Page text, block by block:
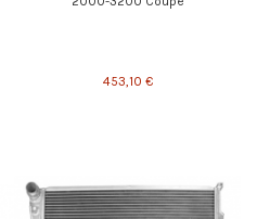
453,10 €